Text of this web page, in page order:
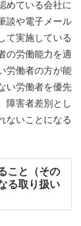
めている会社に
談や電子メール
て実施している
の労働能力を適
労働者の方が能
い労働者を優先
障害者差別とし
ないことになる
こと（その
る取り扱い